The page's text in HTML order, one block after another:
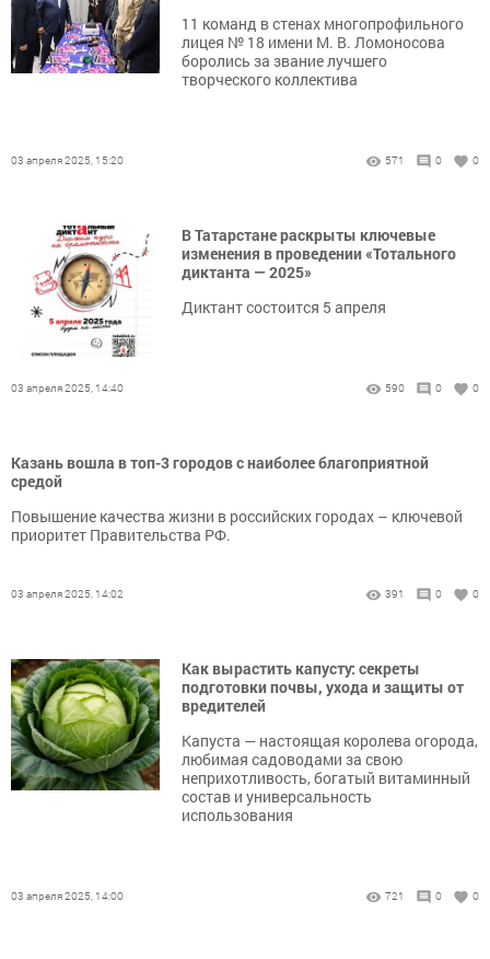
11 команд в стенах многопрофильного
лицея № 18 имени М. В. Ломоносова
боролись за звание лучшего
творческого коллектива
03 апреля 2025, 15:20 571 0 0
В Татарстане раскрыты ключевые
изменения в проведении «Тотального
диктанта — 2025»
Диктант состоится 5 апреля
03 апреля 2025, 14:40 590 0 0
Казань вошла в топ-3 городов с наиболее благоприятной
средой
Повышение качества жизни в российских городах – ключевой
приоритет Правительства РФ.
03 апреля 2025, 14:02 391 0 0
Как вырастить капусту: секреты
подготовки почвы, ухода и защиты от
вредителей
Капуста — настоящая королева огорода,
любимая садоводами за свою
неприхотливость, богатый витаминный
состав и универсальность
использования
03 апреля 2025, 14:00 721 0 0